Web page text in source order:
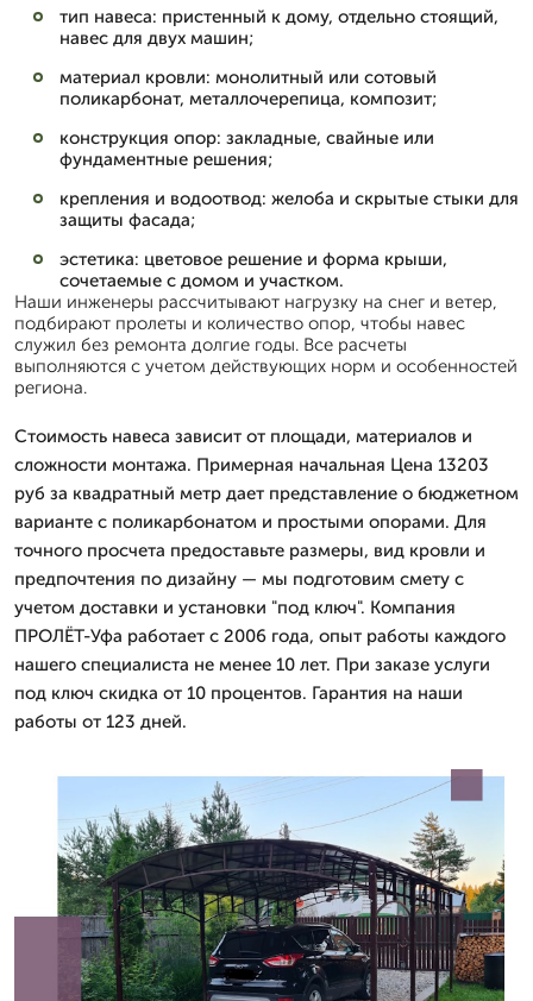
тип навеса: пристенный к дому, отдельно стоящий,
навес для двух машин;
материал кровли: монолитный или сотовый
поликарбонат, металлочерепица, композит;
конструкция опор: закладные, свайные или
фундаментные решения;
крепления и водоотвод: желоба и скрытые стыки для
защиты фасада;
эстетика: цветовое решение и форма крыши,
сочетаемые с домом и участком.
Наши инженеры рассчитывают нагрузку на снег и ветер,
подбирают пролеты и количество опор, чтобы навес
служил без ремонта долгие годы. Все расчеты
выполняются с учетом действующих норм и особенностей
региона.
Стоимость навеса зависит от площади, материалов и
сложности монтажа. Примерная начальная Цена 13203
руб за квадратный метр дает представление о бюджетном
варианте с поликарбонатом и простыми опорами. Для
точного просчета предоставьте размеры, вид кровли и
предпочтения по дизайну — мы подготовим смету с
учетом доставки и установки "под ключ". Компания
ПРОЛЁТ-Уфа работает с 2006 года, опыт работы каждого
нашего специалиста не менее 10 лет. При заказе услуги
под ключ скидка от 10 процентов. Гарантия на наши
работы от 123 дней.